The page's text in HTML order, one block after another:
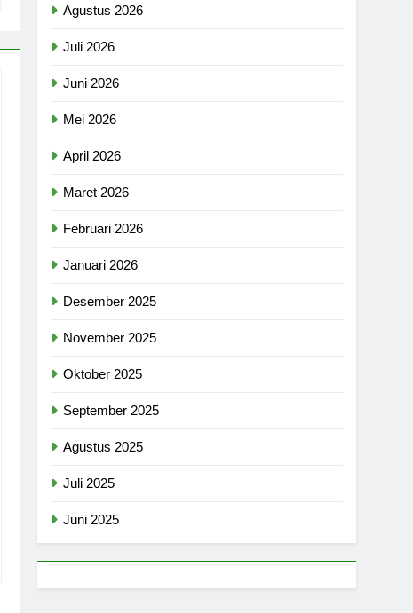
Agustus 2026
Juli 2026
Juni 2026
Mei 2026
April 2026
Maret 2026
Februari 2026
Januari 2026
Desember 2025
November 2025
Oktober 2025
September 2025
Agustus 2025
Juli 2025
Juni 2025